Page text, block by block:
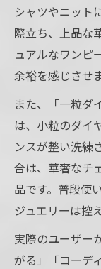
シャツやニット
際立ち、上品な
ュアルなワンピ
余裕を感じさせま
また、「一粒ダ
は、小粒のダイ
ンスが整い洗練
合は、華奢なチ
品です。普段使
ジュエリーは控
実際のユーザー
がる」「コーデ